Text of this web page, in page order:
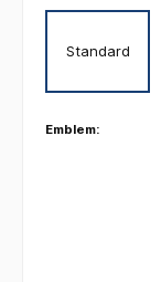
Standard
Emblem: